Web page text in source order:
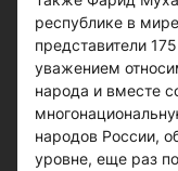
республике в
представители
уважением
народа и вместе
народов России,
уровне, еще раз